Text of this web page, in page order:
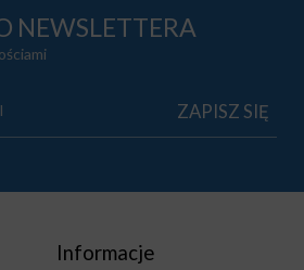
NEWSLETTERA
Informacje